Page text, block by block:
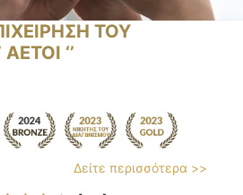
ΤΟΥ
‘’
Δείτε περισσότερα >>